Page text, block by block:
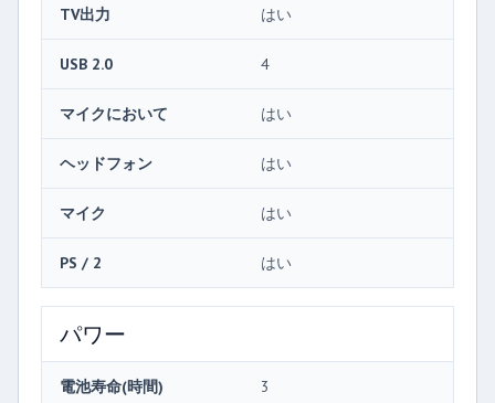
TV出力 はい
USB 2.0 4
マイクにおいて はい
ヘッドフォン はい
マイク はい
PS / 2 はい
パワー
電池寿命(時間) 3